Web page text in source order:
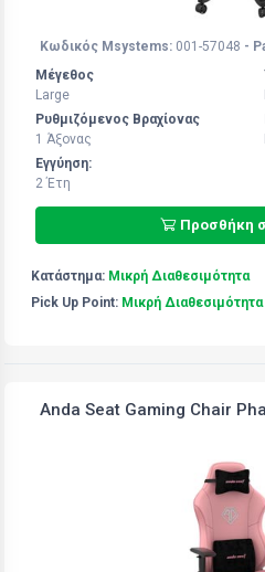
Κωδικός Msystems: 001-57048 -
Μέγεθος
Large
Ρυθμιζόμενος Βραχίονας
1 Άξoνας
Εγγύηση:
2 Έτη
Προσθήκη
Κατάστημα: Μικρή Διαθεσιμότητα
Pick Up Point: Μικρή Διαθεσιμότητα
Anda Seat Gaming Chair